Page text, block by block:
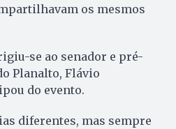
os mesmos
se ao senador e pré-
Planalto, Flávio
do evento.
diferentes, mas sempre